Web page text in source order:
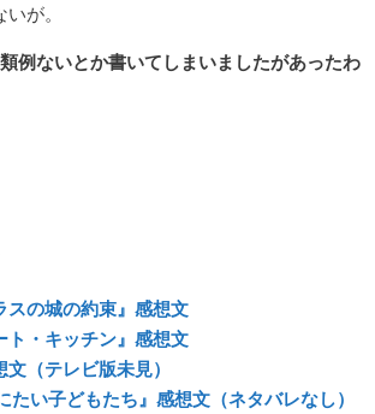
が。
例ないとか書いてしまいましたがあったわ
スの城の約束』感想文
ト・キッチン』感想文
（テレビ版未見）
い子どもたち』感想文（ネタバレなし）